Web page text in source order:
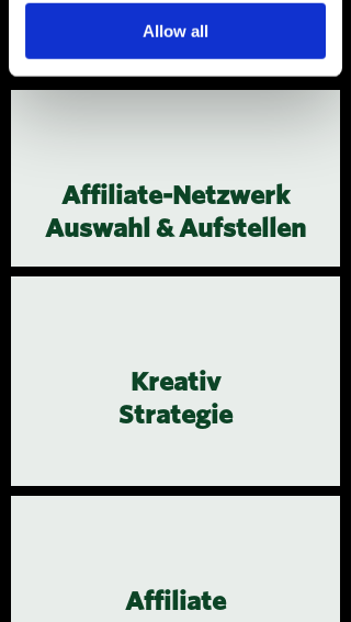
services.
Allow all
Dienstleistungen
Affiliate-Netzwerk
Auswahl & Aufstellen
Kreativ
Strategie
Affiliate